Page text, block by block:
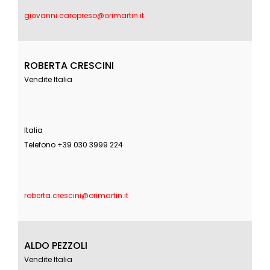
giovanni.caropreso@orimartin.it
ROBERTA CRESCINI
Vendite Italia
Italia
Telefono +39 030 3999 224
roberta.crescini@orimartin.it
ALDO PEZZOLI
Vendite Italia